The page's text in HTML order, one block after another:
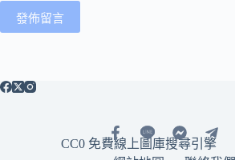
發佈留言
CC0 免費線上圖庫搜尋引擎